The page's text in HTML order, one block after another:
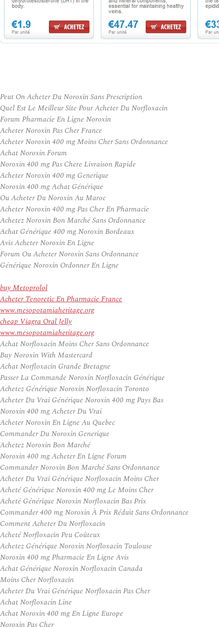
Peut On Acheter Du Noroxin Sans Prescription
Quel Est Le Meilleur Site Pour Acheter Du Norfloxacin
Forum Pharmacie En Ligne Noroxin
Acheter Noroxin Pas Cher France
Acheter Noroxin 400 mg Moins Cher Sans Ordonnance
Achat Noroxin Forum
Noroxin 400 mg Pas Chere Livraison Rapide
Acheter Noroxin 400 mg Generique
Noroxin 400 mg Achat Générique
Ou Acheter Du Noroxin Au Maroc
Acheter Noroxin 400 mg Pas Cher En Pharmacie
Achetez Noroxin Bon Marché Sans Ordonnance
Achat Générique 400 mg Noroxin Bordeaux
Avis Acheter Noroxin En Ligne
Forum Ou Acheter Noroxin Sans Ordonnance
Générique Noroxin Ordonner En Ligne
buy Metoprolol
Acheter Tenoretic En Pharmacie France
www.mesopotamiaheritage.org
cheap Viagra Oral Jelly
www.mesopotamiaheritage.org
Achat Norfloxacin Moins Cher Sans Ordonnance
Buy Noroxin With Mastercard
Achat Norfloxacin Grande Bretagne
Passer La Commande Noroxin Norfloxacin Générique
Achetez Générique Noroxin Norfloxacin Toronto
Acheter Du Vrai Générique Noroxin 400 mg Pays Bas
Noroxin 400 mg Acheter Du Vrai
Acheter Noroxin En Ligne Au Quebec
Commander Du Noroxin Generique
Achetez Noroxin Bon Marché
Noroxin 400 mg Acheter En Ligne Forum
Commander Noroxin Bon Marché Sans Ordonnance
Acheter Du Vrai Générique Norfloxacin Moins Cher
Acheté Générique Noroxin 400 mg Le Moins Cher
Acheté Générique Noroxin Norfloxacin Bas Prix
Commander 400 mg Noroxin À Prix Réduit Sans Ordonnance
Comment Acheter Du Norfloxacin
Acheté Norfloxacin Peu Coûteux
Achetez Générique Noroxin Norfloxacin Toulouse
Noroxin 400 mg Pharmacie En Ligne Avis
Achat Générique Noroxin Norfloxacin Canada
Moins Cher Norfloxacin
Acheter Du Vrai Générique Norfloxacin Pas Cher
Achat Norfloxacin Line
Achat Noroxin 400 mg En Ligne Europe